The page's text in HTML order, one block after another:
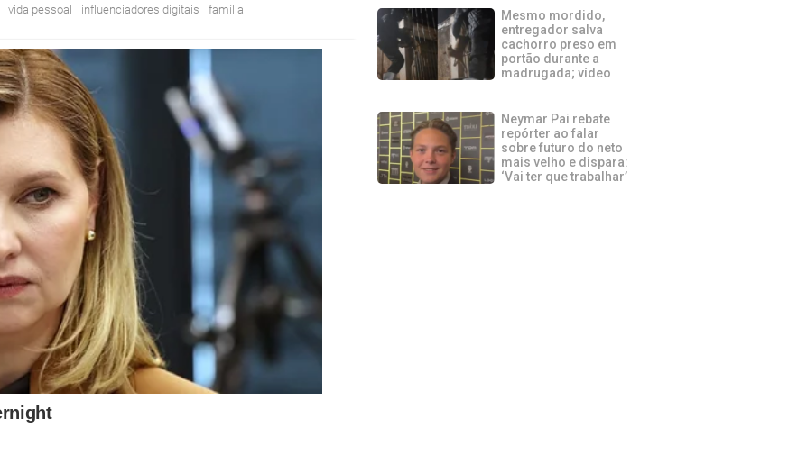
vida pessoal influenciadores digitais família
Mesmo mordido,
entregador salva
cachorro preso em
portão durante a
madrugada; vídeo
Neymar Pai rebate
repórter ao falar
sobre futuro do neto
mais velho e dispara:
‘Vai ter que trabalhar’